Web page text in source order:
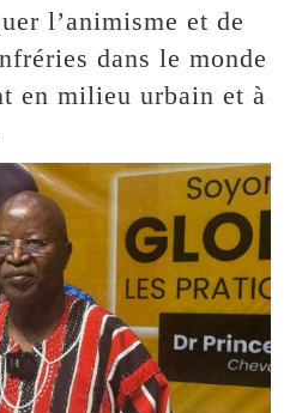
l’animisme et de
dans le monde
en milieu urbain et à